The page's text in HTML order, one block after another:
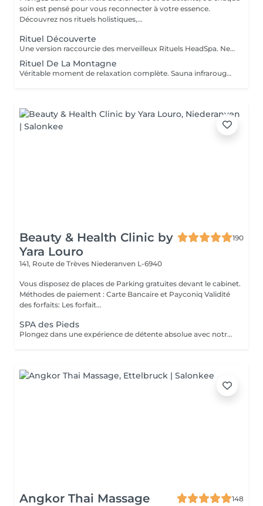
soin est pensé pour vous reconnecter à votre essence.
Découvrez nos rituels holistiques,...
Rituel Découverte
Une version raccourcie des merveilleux Rituels HeadSpa. Ne comprend pas : sauna + Douche, Bol d'air Jacquier et Fauteuil massant Shiatsu. Le soin comprend : Application d'huiles précieuses, hammam de la tête, bains rythmés avec méditation guidée, shampooing, massage crânien 20 min, cascade, rinçage avec une infusion Biologique, pulvérisation faciale Cette prestation ne comprend pas le coiffage. Veuillez préciser en note lors de la prise de rendez-vous, quel rituel vous souhaitez faire en version découverte (Montagne, Fleurs, Norvégien, Marin ou Méditerranéen )
Rituel De La Montagne
Véritable moment de relaxation complète. Sauna infrarouge, Massage shiatsu, bol d'air jacquier, douche. Onction du huiles précieuses, hammam crânien et facial, bains rythmés avec méditation guidée, exercices de sophrologie, shampooing, pose de masque et massage crânien, rituel de la cascade, rinçage à l'infusion de plantes qui clôture le soin. Ne comprend pas le séchage des cheveux.
Beauty & Health Clinic by
Yara Louro
190
141, Route de Trèves Niederanven L-6940
Vous disposez de places de Parking gratuites devant le cabinet.
Méthodes de paiement : Carte Bancaire et Payconiq Validité
des forfaits: Les forfait...
SPA des Pieds
Plongez dans une expérience de détente absolue avec notre Spa des Pieds, un rituel d'exception dédié au bien-être et à l'élégance. Vos pieds sont délicatement immergés dans un bain sensoriel enrichi en sels précieux et actifs relaxants, favorisant la détente profonde et la revitalisation. Le soin se poursuit par une exfoliation raffinée qui révèle une peau douce et soyeuse, suivie d'un massage expert aux gestes lents et enveloppants, libérant les tensions et rééquilibrant les énergies. Véritable moment de luxe et de sérénité, ce soin procure une sensation de légèreté durable et un confort absolu.
Angkor Thai Massage
148